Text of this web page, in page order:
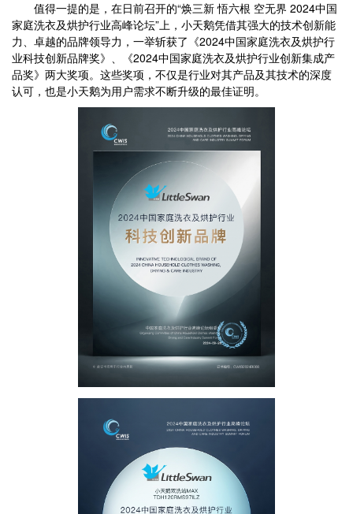
值得一提的是，在日前召开的“焕三新 悟六根 空无界 2024中国
家庭洗衣及烘护行业高峰论坛”上，小天鹅凭借其强大的技术创新能
力、卓越的品牌领导力，一举斩获了《2024中国家庭洗衣及烘护行
业科技创新品牌奖》、《2024中国家庭洗衣及烘护行业创新集成产
品奖》两大奖项。这些奖项，不仅是行业对其产品及其技术的深度
认可，也是小天鹅为用户需求不断升级的最佳证明。